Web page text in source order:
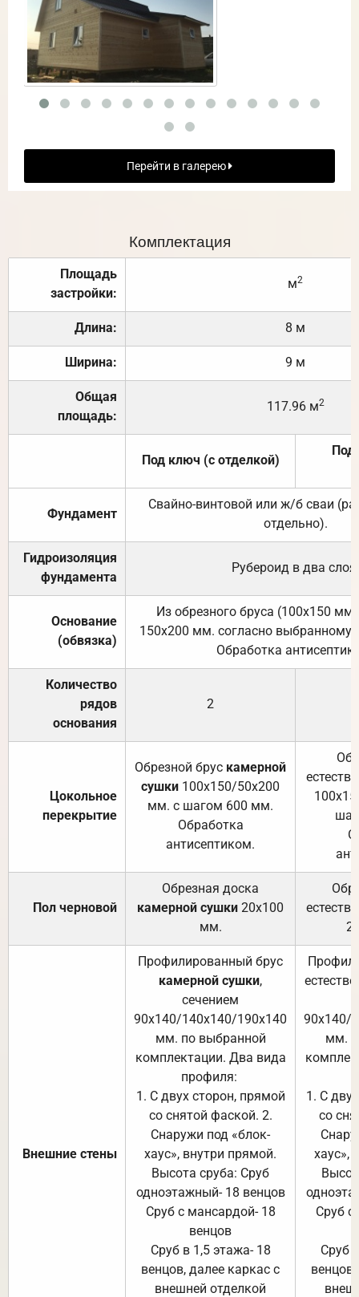
Перейти в галерею
Комплектация
Площадь
застройки:
м2
Длина: 8 м
Ширина: 9 м
Общая
площадь:
117.96 м2
Под ключ (с отделкой)
Под
Фундамент
Свайно-винтовой или ж/б сваи
отдельно).
Гидроизоляция
фундамента
Рубероид в два слоя.
Основание
(обвязка)
Из обрезного бруса (100х150
150х200 мм. согласно выбранному
Обработка
Количество
рядов
основания
2
Цокольное
перекрытие
Обрезной брус камерной
сушки 100х150/50х200
мм. с шагом 600 мм.
Обработка
антисептиком.
Пол черновой
Обрезная доска
камерной сушки 20х100
мм.
Внешние стены
Профилированный брус
камерной сушки,
сечением
90х140/140х140/190х140
мм. по выбранной
комплектации. Два вида
профиля:
1. С двух сторон, прямой
со снятой фаской. 2.
Снаружи под «блок-
хаус», внутри прямой.
Высота сруба: Сруб
одноэтажный- 18 венцов
Сруб с мансардой- 18
венцов
Сруб в 1,5 этажа- 18
венцов, далее каркас с
внешней отделкой
90х140/
мм.
1. С
со
хаус»,
Сруб с
Сруб